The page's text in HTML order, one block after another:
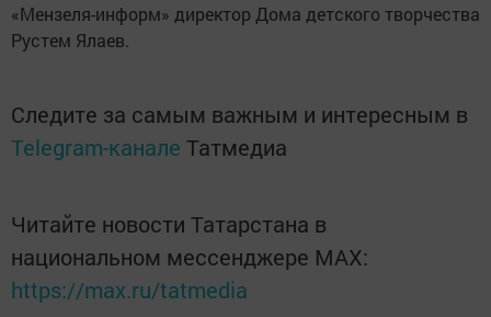
«Мензеля-информ» директор Дома детского творчества
Рустем Ялаев.
Следите за самым важным и интересным в
Telegram-канале Татмедиа
Читайте новости Татарстана в
национальном мессенджере MАХ:
https://max.ru/tatmedia